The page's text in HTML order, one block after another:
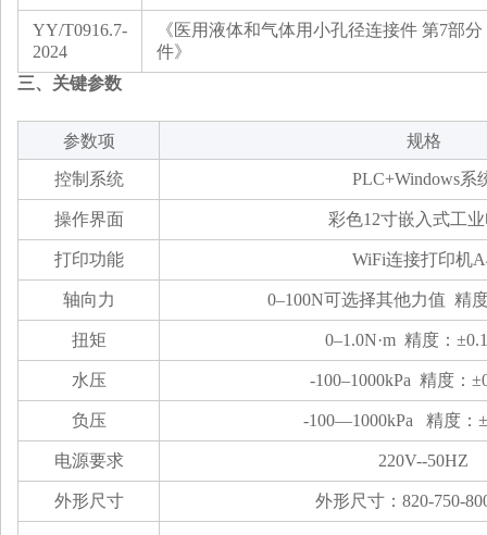
YY/T0916.7-
2024
《医用液体和气体用小孔径连接件 第7部
件》
三、关键参数
参数项 规格
控制系统 PLC+Windows系
操作界面 彩色12寸嵌入式工
打印功能 WiFi连接打印机
轴向力 0–100N可选择其他力值 精
扭矩 0–1 .0N·m 精度： ±0.1
水压 -100–1000kPa 精度：
负压 -100––1000kPa 精度：
电源要求 220V--50HZ
外形尺寸 外形尺寸：820-750-